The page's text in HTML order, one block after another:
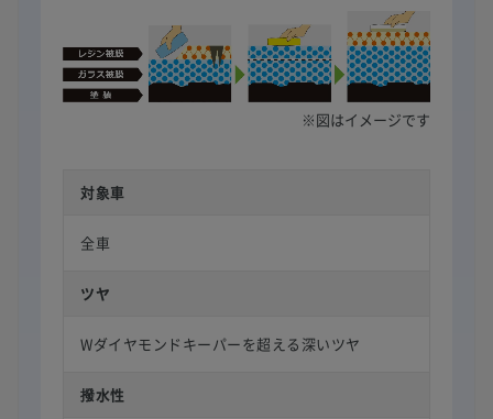
※図はイメージです
対象車
全車
ツヤ
Wダイヤモンドキーパーを超える深いツヤ
撥水性